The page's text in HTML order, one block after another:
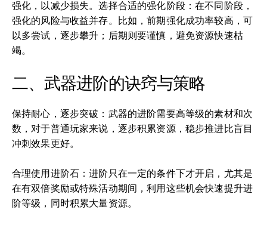
强化，以减少损失。选择合适的强化阶段：在不同阶段，
强化的风险与收益并存。比如，前期强化成功率较高，可
以多尝试，逐步攀升；后期则要谨慎，避免资源快速枯
竭。
二、武器进阶的诀窍与策略
保持耐心，逐步突破：武器的进阶需要高等级的素材和次
数，对于普通玩家来说，逐步积累资源，稳步推进比盲目
冲刺效果更好。
合理使用进阶石：进阶只在一定的条件下才开启，尤其是
在有双倍奖励或特殊活动期间，利用这些机会快速提升进
阶等级，同时积累大量资源。